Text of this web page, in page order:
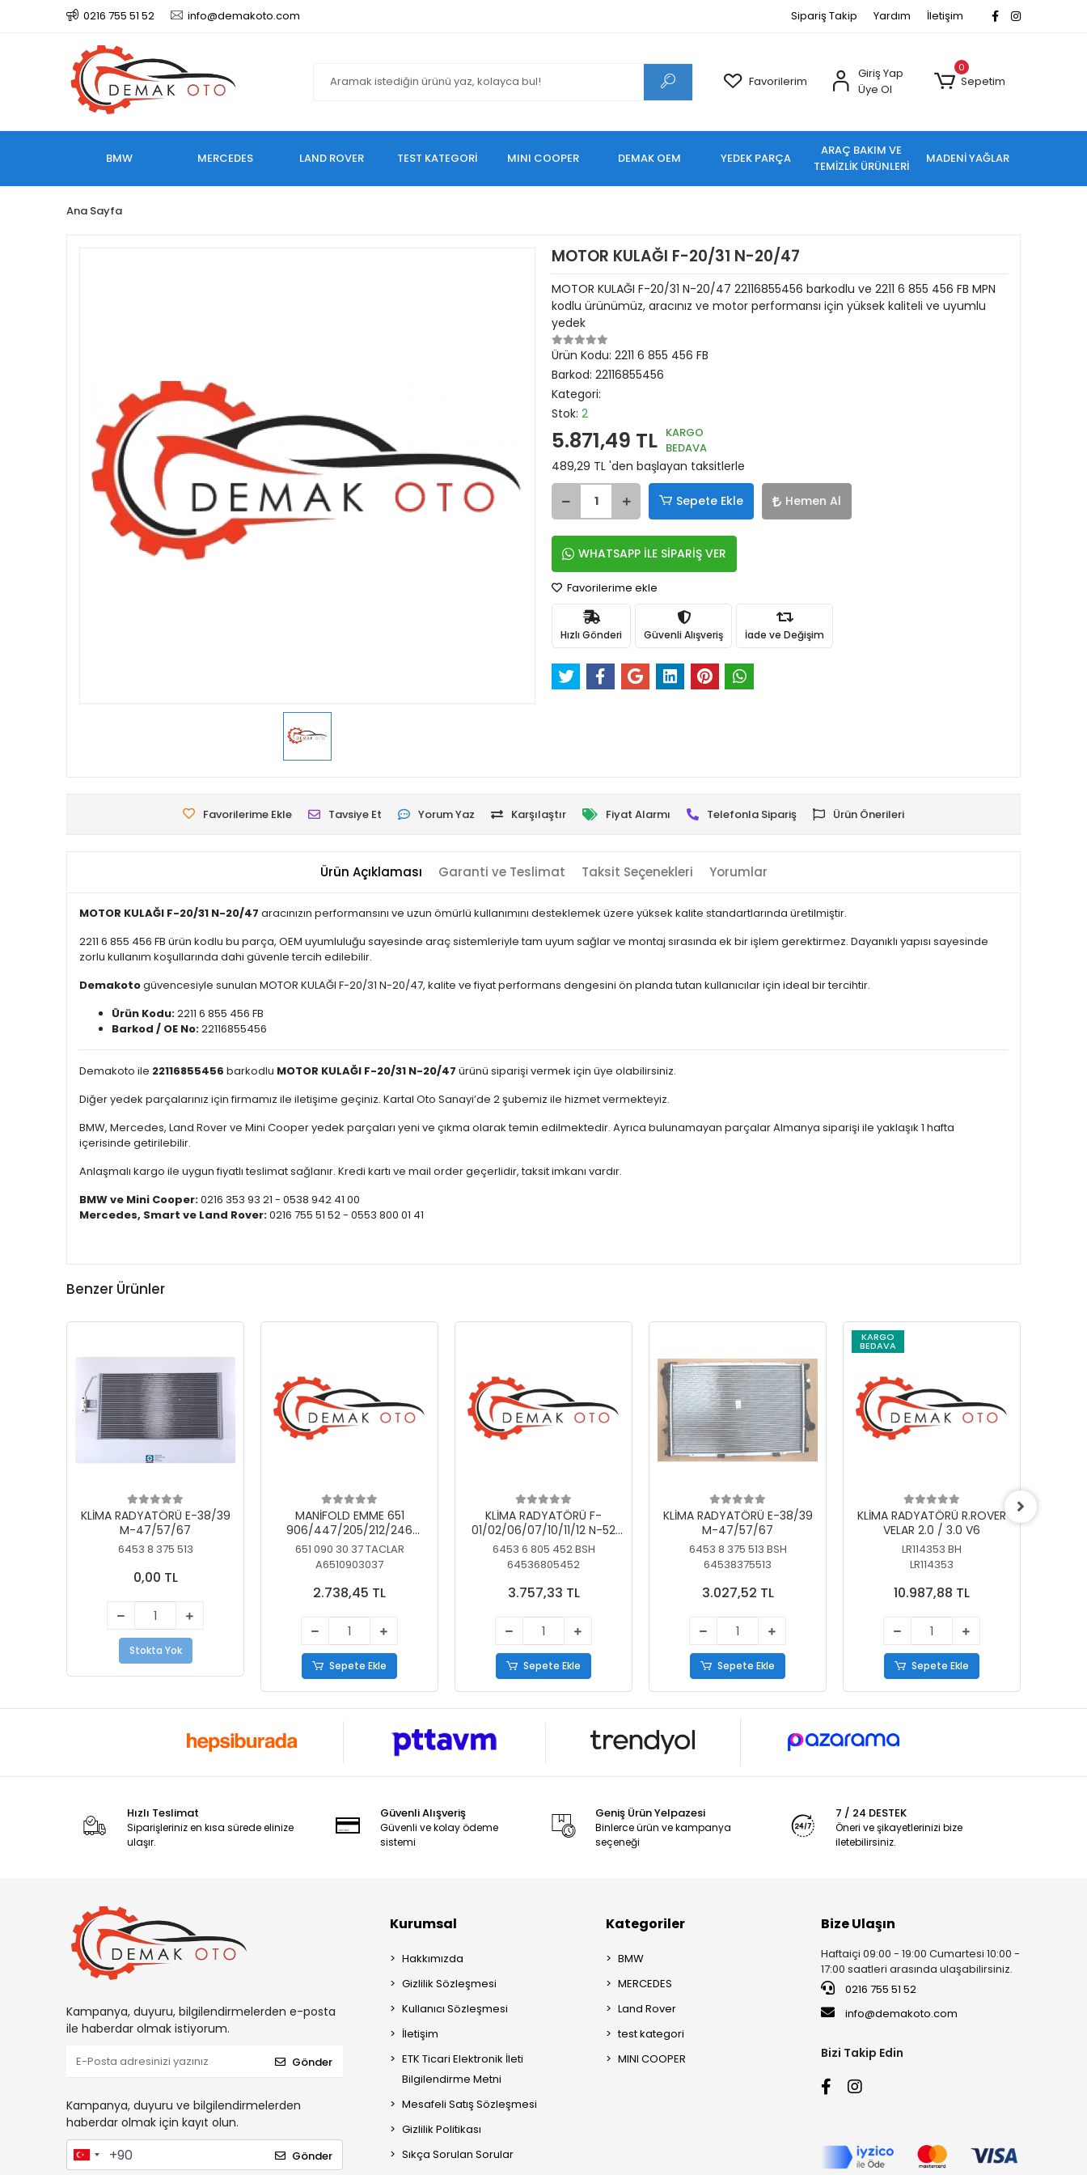
0216 755 51 52 info@demakoto.com Sipariş Takip Yardım İletişim
Favorilerim
Giriş Yap
Üye Ol
0
Sepetim
BMW MERCEDES LAND ROVER TEST KATEGORİ MINI COOPER DEMAK OEM YEDEK PARÇA
ARAÇ BAKIM VE
TEMİZLİK ÜRÜNLERİ
MADENİ YAĞLAR
Ana Sayfa
MOTOR KULAĞI F-20/31 N-20/47
MOTOR KULAĞI F-20/31 N-20/47 22116855456 barkodlu ve 2211 6 855 456 FB MPN
kodlu ürünümüz, aracınız ve motor performansı için yüksek kaliteli ve uyumlu
yedek
Ürün Kodu: 2211 6 855 456 FB
Barkod: 22116855456
Kategori:
Stok: 2
5.871,49 TL KARGO
BEDAVA
489,29 TL 'den başlayan taksitlerle
Sepete Ekle Hemen Al
WHATSAPP İLE SİPARİŞ VER
Favorilerime ekle
Hızlı Gönderi Güvenli Alışveriş İade ve Değişim
Favorilerime Ekle Tavsiye Et Yorum Yaz Karşılaştır Fiyat Alarmı Telefonla Sipariş Ürün Önerileri
Ürün Açıklaması Garanti ve Teslimat Taksit Seçenekleri Yorumlar
MOTOR KULAĞI F-20/31 N-20/47 aracınızın performansını ve uzun ömürlü kullanımını desteklemek üzere yüksek kalite standartlarında üretilmiştir.
2211 6 855 456 FB ürün kodlu bu parça, OEM uyumluluğu sayesinde araç sistemleriyle tam uyum sağlar ve montaj sırasında ek bir işlem gerektirmez. Dayanıklı yapısı sayesinde
zorlu kullanım koşullarında dahi güvenle tercih edilebilir.
Demakotogüvencesiyle sunulan MOTOR KULAĞI F-20/31 N-20/47, kalite ve fiyat performans dengesini ön planda tutan kullanıcılar için ideal bir tercihtir.
Ürün Kodu:2211 6 855 456 FB
Barkod / OE No:22116855456
Demakoto ile 22116855456 barkodlu MOTOR KULAĞI F-20/31 N-20/47 ürünü siparişi vermek için üye olabilirsiniz.
Diğer yedek parçalarınız için firmamız ile iletişime geçiniz. Kartal Oto Sanayi’de 2 şubemiz ile hizmet vermekteyiz.
BMW, Mercedes, Land Rover ve Mini Cooper yedek parçaları yeni ve çıkma olarak temin edilmektedir. Ayrıca bulunamayan parçalar Almanya siparişi ile yaklaşık 1 hafta
içerisinde getirilebilir.
Anlaşmalı kargo ile uygun fiyatlı teslimat sağlanır. Kredi kartı ve mail order geçerlidir, taksit imkanı vardır.
BMW ve Mini Cooper:0216 353 93 21 - 0538 942 41 00
Mercedes, Smart ve Land Rover:0216 755 51 52 - 0553 800 01 41
Benzer Ürünler
KLİMA RADYATÖRÜ E-38/39
M-47/57/67
6453 8 375 513
0,00 TL
Stokta Yok
MANİFOLD EMME 651
906/447/205/212/246
KELEBEKSİZ
651 090 30 37 TACLAR
A6510903037
2.738,45 TL
Sepete Ekle
KLİMA RADYATÖRÜ F-
01/02/06/07/10/11/12 N-52
N/N-53/57/63
6453 6 805 452 BSH
64536805452
3.757,33 TL
Sepete Ekle
KLİMA RADYATÖRÜ E-38/39
M-47/57/67
6453 8 375 513 BSH
64538375513
3.027,52 TL
Sepete Ekle
KARGO
BEDAVA
KLİMA RADYATÖRÜ R.ROVER
VELAR 2.0 / 3.0 V6
LR114353 BH
LR114353
10.987,88 TL
Sepete Ekle
Hızlı Teslimat
Siparişleriniz en kısa sürede elinize
ulaşır.
Güvenli Alışveriş
Güvenli ve kolay ödeme
sistemi
Geniş Ürün Yelpazesi
Binlerce ürün ve kampanya
seçeneği
7 / 24 DESTEK
Öneri ve şikayetlerinizi bize
iletebilirsiniz.
Kampanya, duyuru, bilgilendirmelerden e-posta
ile haberdar olmak istiyorum.
Gönder
Kampanya, duyuru ve bilgilendirmelerden
haberdar olmak için kayıt olun.
Gönder
Kurumsal
Hakkımızda
Gizlilik Sözleşmesi
Kullanıcı Sözleşmesi
İletişim
ETK Ticari Elektronik İleti
Bilgilendirme Metni
Mesafeli Satış Sözleşmesi
Gizlilik Politikası
Sıkça Sorulan Sorular
Kategoriler
BMW
MERCEDES
Land Rover
test kategori
MINI COOPER
Bize Ulaşın
Haftaiçi 09:00 - 19:00 Cumartesi 10:00 -
17:00 saatleri arasında ulaşabilirsiniz.
0216 755 51 52
info@demakoto.com
Bizi Takip Edin